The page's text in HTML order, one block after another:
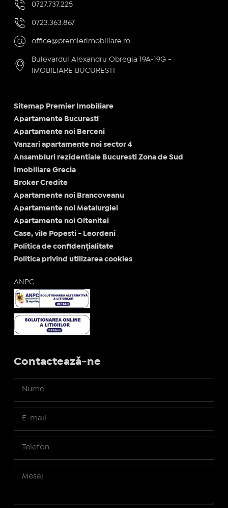
0727.737.225
0723.363.867
office@premierimobiliare.ro
Bulevardul Alexandru Obregia 19A-19G -
IMOBILIARE BUCURESTI
Sitemap Premier Imobiliare
Apartamente Bucuresti
Apartamente noi Berceni
Vanzari apartamente noi sector 4
Ansambluri rezidentiale Bucuresti Zona de Sud
Imobiliare Grecia
Broker Credite
Apartamente noi Brancoveanu
Apartamente noi Metalurgiei
Apartamente noi Oltenitei
Case, vile Popesti - Leordeni
Politica de confidențialitate
Politica privind utilizarea cookies
ANPC
Contactează-ne